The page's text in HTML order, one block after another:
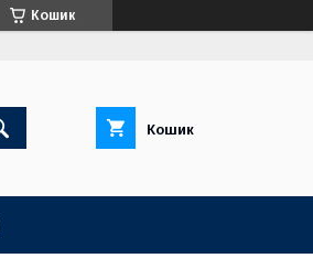
Кошик
Кошик